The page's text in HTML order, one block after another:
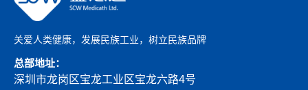
关爱人类健康，发展民族工业，树立民族品牌
总部地址：
深圳市龙岗区宝龙工业区宝龙六路4号